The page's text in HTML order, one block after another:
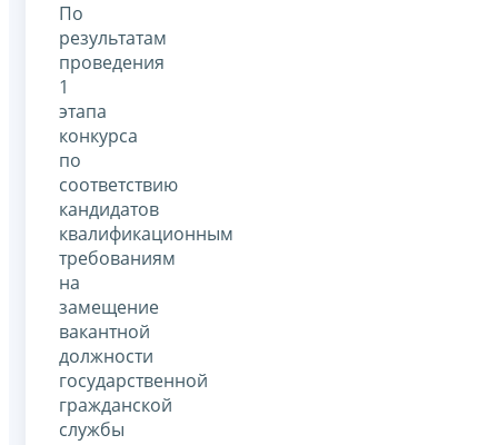
По
результатам
проведения
1
этапа
конкурса
по
соответствию
кандидатов
квалификационным
требованиям
на
замещение
вакантной
должности
государственной
гражданской
службы